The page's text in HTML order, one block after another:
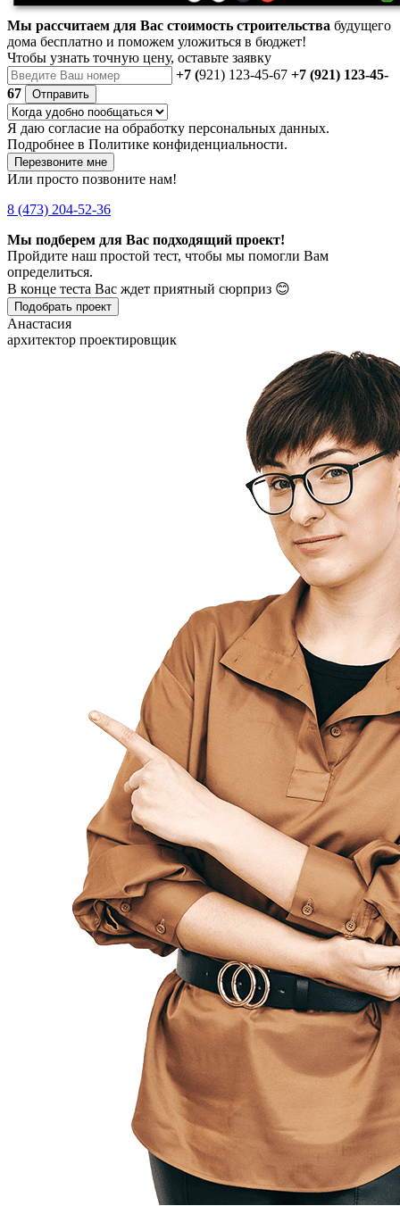
Мы рассчитаем для Вас стоимость строительства будущего
дома бесплатно и поможем уложиться в бюджет!
Чтобы узнать точную цену, оставьте заявку
+7 (921) 123-45-67 +7 (921) 123-45-
67
Отправить
Я даю согласие на обработку персональных данных.
Подробнее в Политике конфиденциальности.
Перезвоните мне
Или просто позвоните нам!
8 (473) 204-52-36
Мы подберем для Вас подходящий проект!
Пройдите наш простой тест, чтобы мы помогли Вам
определиться.
В конце теста Вас ждет приятный сюрприз 😊
Подобрать проект
Анастасия
архитектор проектировщик